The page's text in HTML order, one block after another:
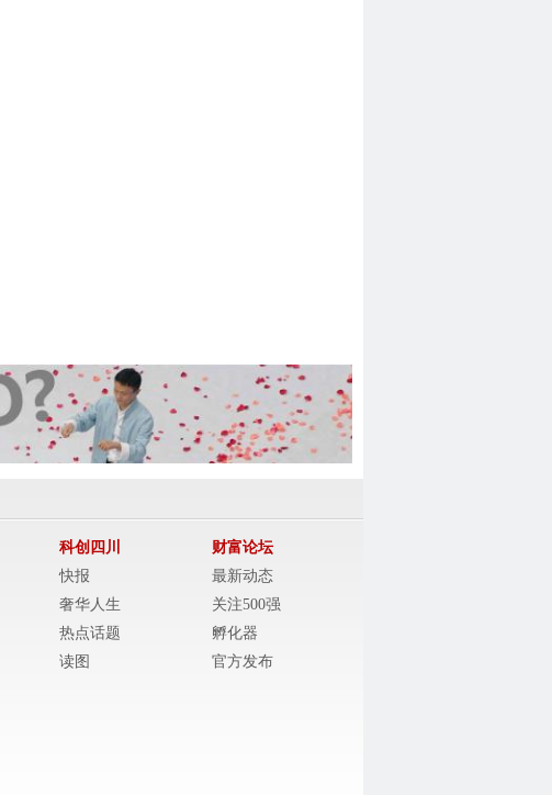
科创四川
快报
奢华人生
热点话题
读图
财富论坛
最新动态
关注500强
孵化器
官方发布